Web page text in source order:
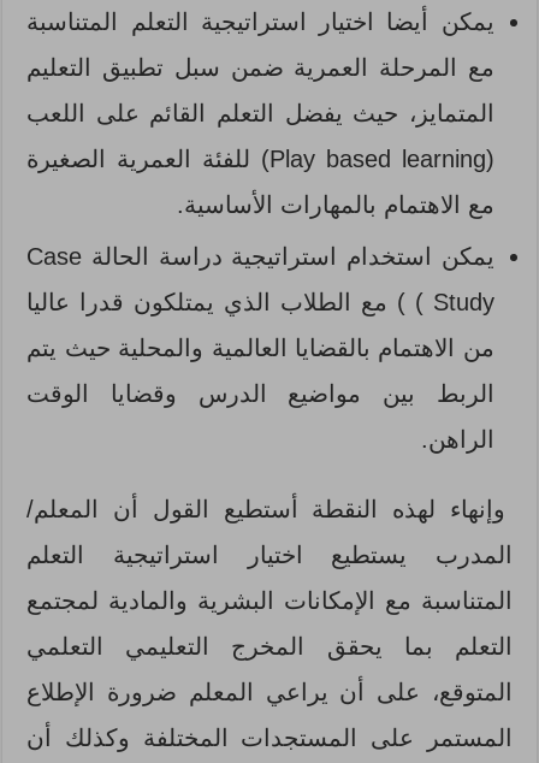
يمكن أيضا اختيار استراتيجية التعلم المتناسبة
مع المرحلة العمرية ضمن سبل تطبيق التعليم
المتمايز، حيث يفضل التعلم القائم على اللعب
(Play based learning) للفئة العمرية الصغيرة
مع الاهتمام بالمهارات الأساسية.
يمكن استخدام استراتيجية دراسة الحالة Case
Study ) ) مع الطلاب الذي يمتلكون قدرا عاليا
من الاهتمام بالقضايا العالمية والمحلية حيث يتم
الربط بين مواضيع الدرس وقضايا الوقت
الراهن.
وإنهاء لهذه النقطة أستطيع القول أن المعلم/
المدرب يستطيع اختيار استراتيجية التعلم
المتناسبة مع الإمكانات البشرية والمادية لمجتمع
التعلم بما يحقق المخرج التعليمي التعلمي
المتوقع، على أن يراعي المعلم ضرورة الإطلاع
المستمر على المستجدات المختلفة وكذلك أن